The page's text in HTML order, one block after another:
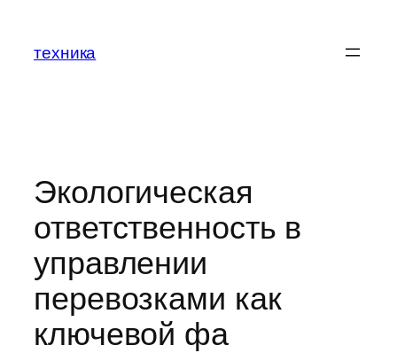
содержимому
техника
Экологическая
ответственность в
управлении
перевозками как
ключевой фа